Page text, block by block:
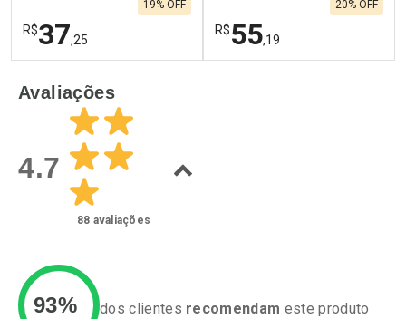
R$37,25
19% OFF
Laboratório
Por Menos
R$55,19
20% OFF
Avaliações
4.7
88 avaliações
93% dos clientes recomendam este produto